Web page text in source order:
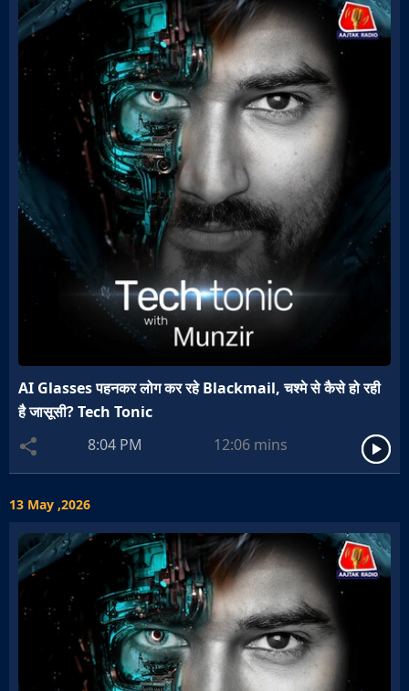
AI Glasses पहनकर लोग कर रहे Blackmail, चश्मे से कैसे हो रही
है जासूसी? Tech Tonic
8:04 PM
12:06 mins
13 May ,2026